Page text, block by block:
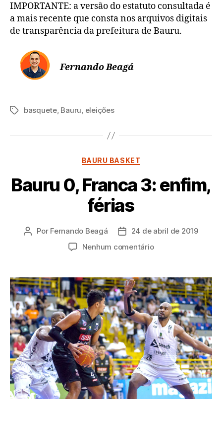
IMPORTANTE: a versão do estatuto consultada é
a mais recente que consta nos arquivos digitais
de transparência da prefeitura de Bauru.
Fernando Beagá
Tagsbasquete, Bauru eleições
Categorias
BAURU BASKET
Bauru 0, Franca 3: enfim,
férias
Autor
Por Fernando Beagá
Data24 de abril de 2019
Nenhum comentárioem
Franca
3:
enfim,
férias